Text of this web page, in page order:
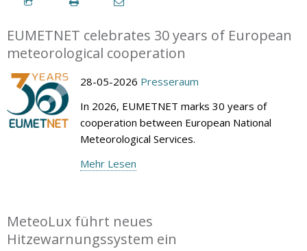
EUMETNET celebrates 30 years of European
meteorological cooperation
28-05-2026 Presseraum
In 2026, EUMETNET marks 30 years of
cooperation between European National
Meteorological Services.
Mehr Lesen
MeteoLux führt neues
Hitzewarnungssystem ein